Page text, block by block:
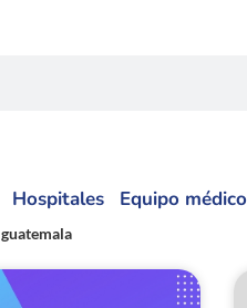
Hospitales Equipo médico
guatemala